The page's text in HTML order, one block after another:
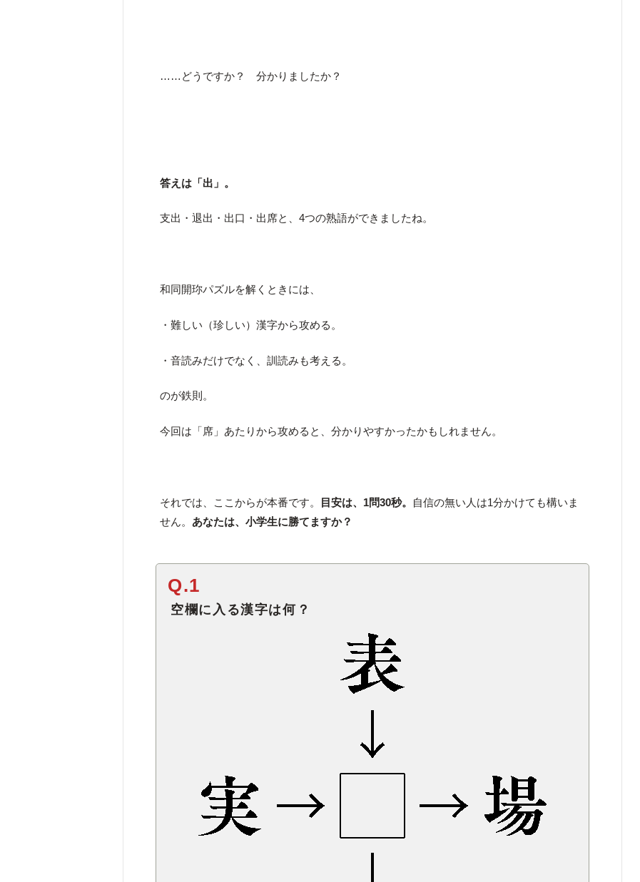
……どうですか？ 分かりましたか？
答えは「出」。
支出・退出・出口・出席と、4つの熟語ができましたね。
和同開珎パズルを解くときには、
・難しい（珍しい）漢字から攻める。
・音読みだけでなく、訓読みも考える。
のが鉄則。
今回は「席」あたりから攻めると、分かりやすかったかもしれません。
それでは、ここからが本番です。 目安は、1問30秒。
自信の無い人は1分かけても構いま
せん。 あなたは、小学生に勝てますか？
Q.1
空欄に入る漢字は何？